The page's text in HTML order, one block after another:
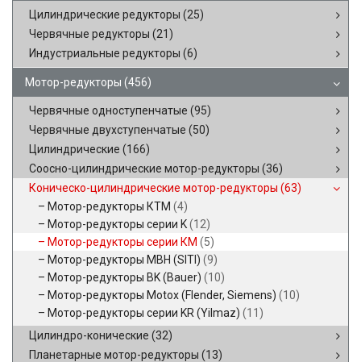
Цилиндрические редукторы (25)
Червячные редукторы (21)
Индустриальные редукторы (6)
Мотор-редукторы (456)
Червячные одноступенчатые (95)
Червячные двухступенчатые (50)
Цилиндрические (166)
Соосно-цилиндрические мотор-редукторы (36)
Коническо-цилиндрические мотор-редукторы (63)
Мотор-редукторы КТМ (4)
Мотор-редукторы серии K(12)
Мотор-редукторы серии КМ (5)
Мотор-редукторы MBH (SITI) (9)
Мотор-редукторы BK (Bauer) (10)
Мотор-редукторы Motox (Flender, Siemens) (10)
Мотор-редукторы серии KR (Yilmaz) (11)
Цилиндро-конические (32)
Планетарные мотор-редукторы (13)